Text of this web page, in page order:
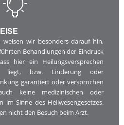
weisen wir besonders darauf hin,
Behandlungen der Eindruck
hier ein Heilungsversprechen
liegt, bzw. Linderung oder
garantiert oder versprochen
keine medizinischen oder
im Sinne des Heilwesengesetzes.
nicht den Besuch beim Arzt.